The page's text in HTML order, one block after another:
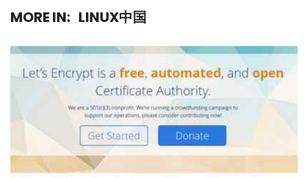
MORE IN: LINUX中国